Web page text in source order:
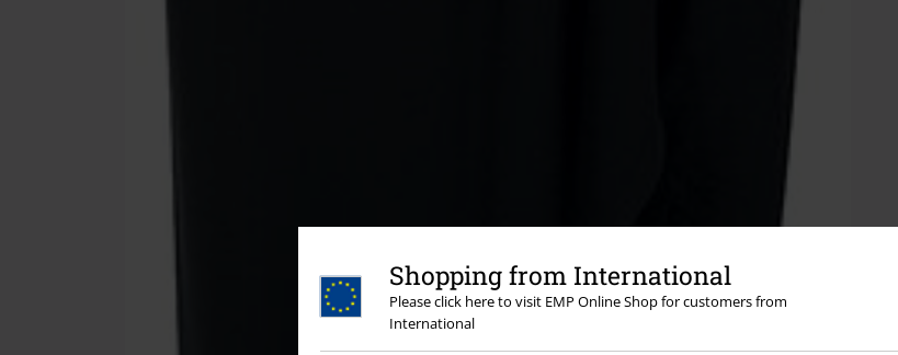
Shopping from International
Please click here to visit EMP Online Shop for customers from
International